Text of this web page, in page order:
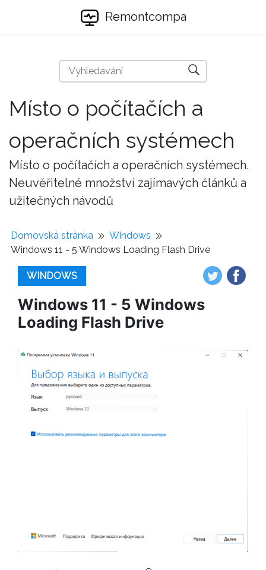
Remontcompa
Místo o počítačích a
operačních systémech
Místo o počítačích a operačních systémech.
Neuvěřitelné množství zajímavých článků a
užitečných návodů
Domovská stránka
Windows
Windows 11 - 5 Windows Loading Flash Drive
WINDOWS
Windows 11 - 5 Windows
Loading Flash Drive